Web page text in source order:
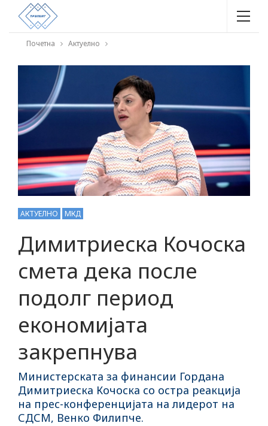
Почетна Актуелно
АКТУЕЛНО МКД
Димитриеска Кочоска
смета дека после
подолг период
економијата
закрепнува
Министерската за финансии Гордана
Димитриеска Кочоска со остра реакција
на прес-конференцијата на лидерот на
СДСМ, Венко Филипче.